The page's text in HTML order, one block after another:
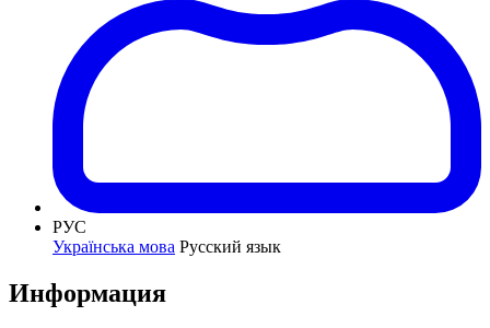
РУС
Українська мова Русский язык
Информация